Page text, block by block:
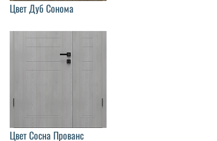
Цвет Дуб Сонома
Цвет Сосна Прованс